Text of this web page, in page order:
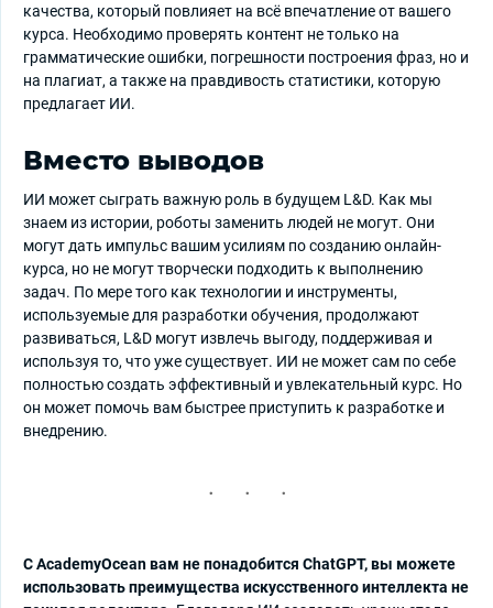
качества, который повлияет на всё впечатление от вашего
курса. Необходимо проверять контент не только на
грамматические ошибки, погрешности построения фраз, но и
на плагиат, а также на правдивость статистики, которую
предлагает ИИ.
Вместо выводов
ИИ может сыграть важную роль в будущем L&D. Как мы
знаем из истории, роботы заменить людей не могут. Они
могут дать импульс вашим усилиям по созданию онлайн-
курса, но не могут творчески подходить к выполнению
задач. По мере того как технологии и инструменты,
используемые для разработки обучения, продолжают
развиваться, L&D могут извлечь выгоду, поддерживая и
используя то, что уже существует. ИИ не может сам по себе
полностью создать эффективный и увлекательный курс. Но
он может помочь вам быстрее приступить к разработке и
внедрению.
С AcademyOcean вам не понадобится ChatGPT, вы можете
использовать преимущества искусственного интеллекта не